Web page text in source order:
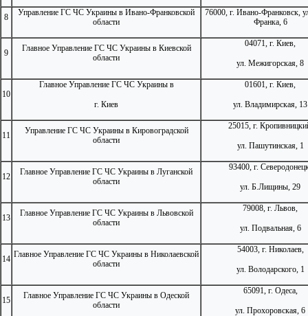
8
Управление ГС ЧС Украины в Ивано-Франковской
области
76000, г. Ивано-Франковск,
Франка, 6
9
Главное Управление ГС ЧС Украины в Киевской
области
04071, г. Киев,
ул. Межигорская, 8
10
Главное Управление ГС ЧС Украины в
г. Киев
01601, г. Киев,
ул. Владимирская, 13
11
Управление ГС ЧС Украины в Кировоградской
области
25015, г.
ул. Пашутинская, 1
12
Главное Управление ГС ЧС Украины в Луганской
области
93400, г.
ул. Б.Лищины, 29
13
Главное Управление ГС ЧС Украины в Львовской
области
79008, г. Львов,
ул. Подвальная, 6
14 Главное Управление ГС ЧС Украины в Николаевской
области
54003, г. Николаев,
ул. Володарского, 1
15
Главное Управление ГС ЧС Украины в Одеской
области
65091, г. Одеса,
ул. Прохоровская, 6